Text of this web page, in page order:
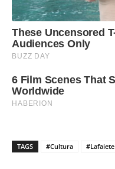
TAGS #Cultura #Lafaiete